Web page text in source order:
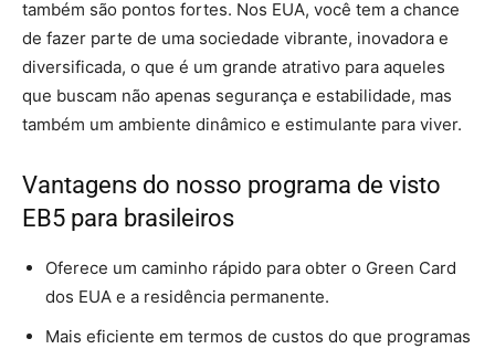
também são pontos fortes. Nos EUA, você tem a chance
de fazer parte de uma sociedade vibrante, inovadora e
diversificada, o que é um grande atrativo para aqueles
que buscam não apenas segurança e estabilidade, mas
também um ambiente dinâmico e estimulante para viver.
Vantagens do nosso programa de visto
EB5 para brasileiros
Oferece um caminho rápido para obter o Green Card
dos EUA e a residência permanente.
Mais eficiente em termos de custos do que programas